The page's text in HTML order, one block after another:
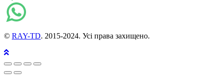
© RAY-TD. 2015-2024. Усі права захищено.